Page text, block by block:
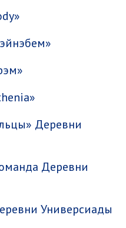
Деревни
Деревни
Универсиады